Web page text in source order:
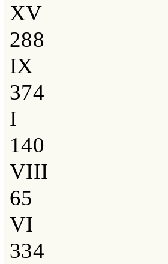
XV
288
IX
374
I
140
VIII
65
VI
334